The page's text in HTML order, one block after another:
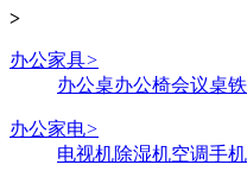
>
办公家具>
办公桌办公椅会议桌
办公家电>
电视机除湿机空调手机